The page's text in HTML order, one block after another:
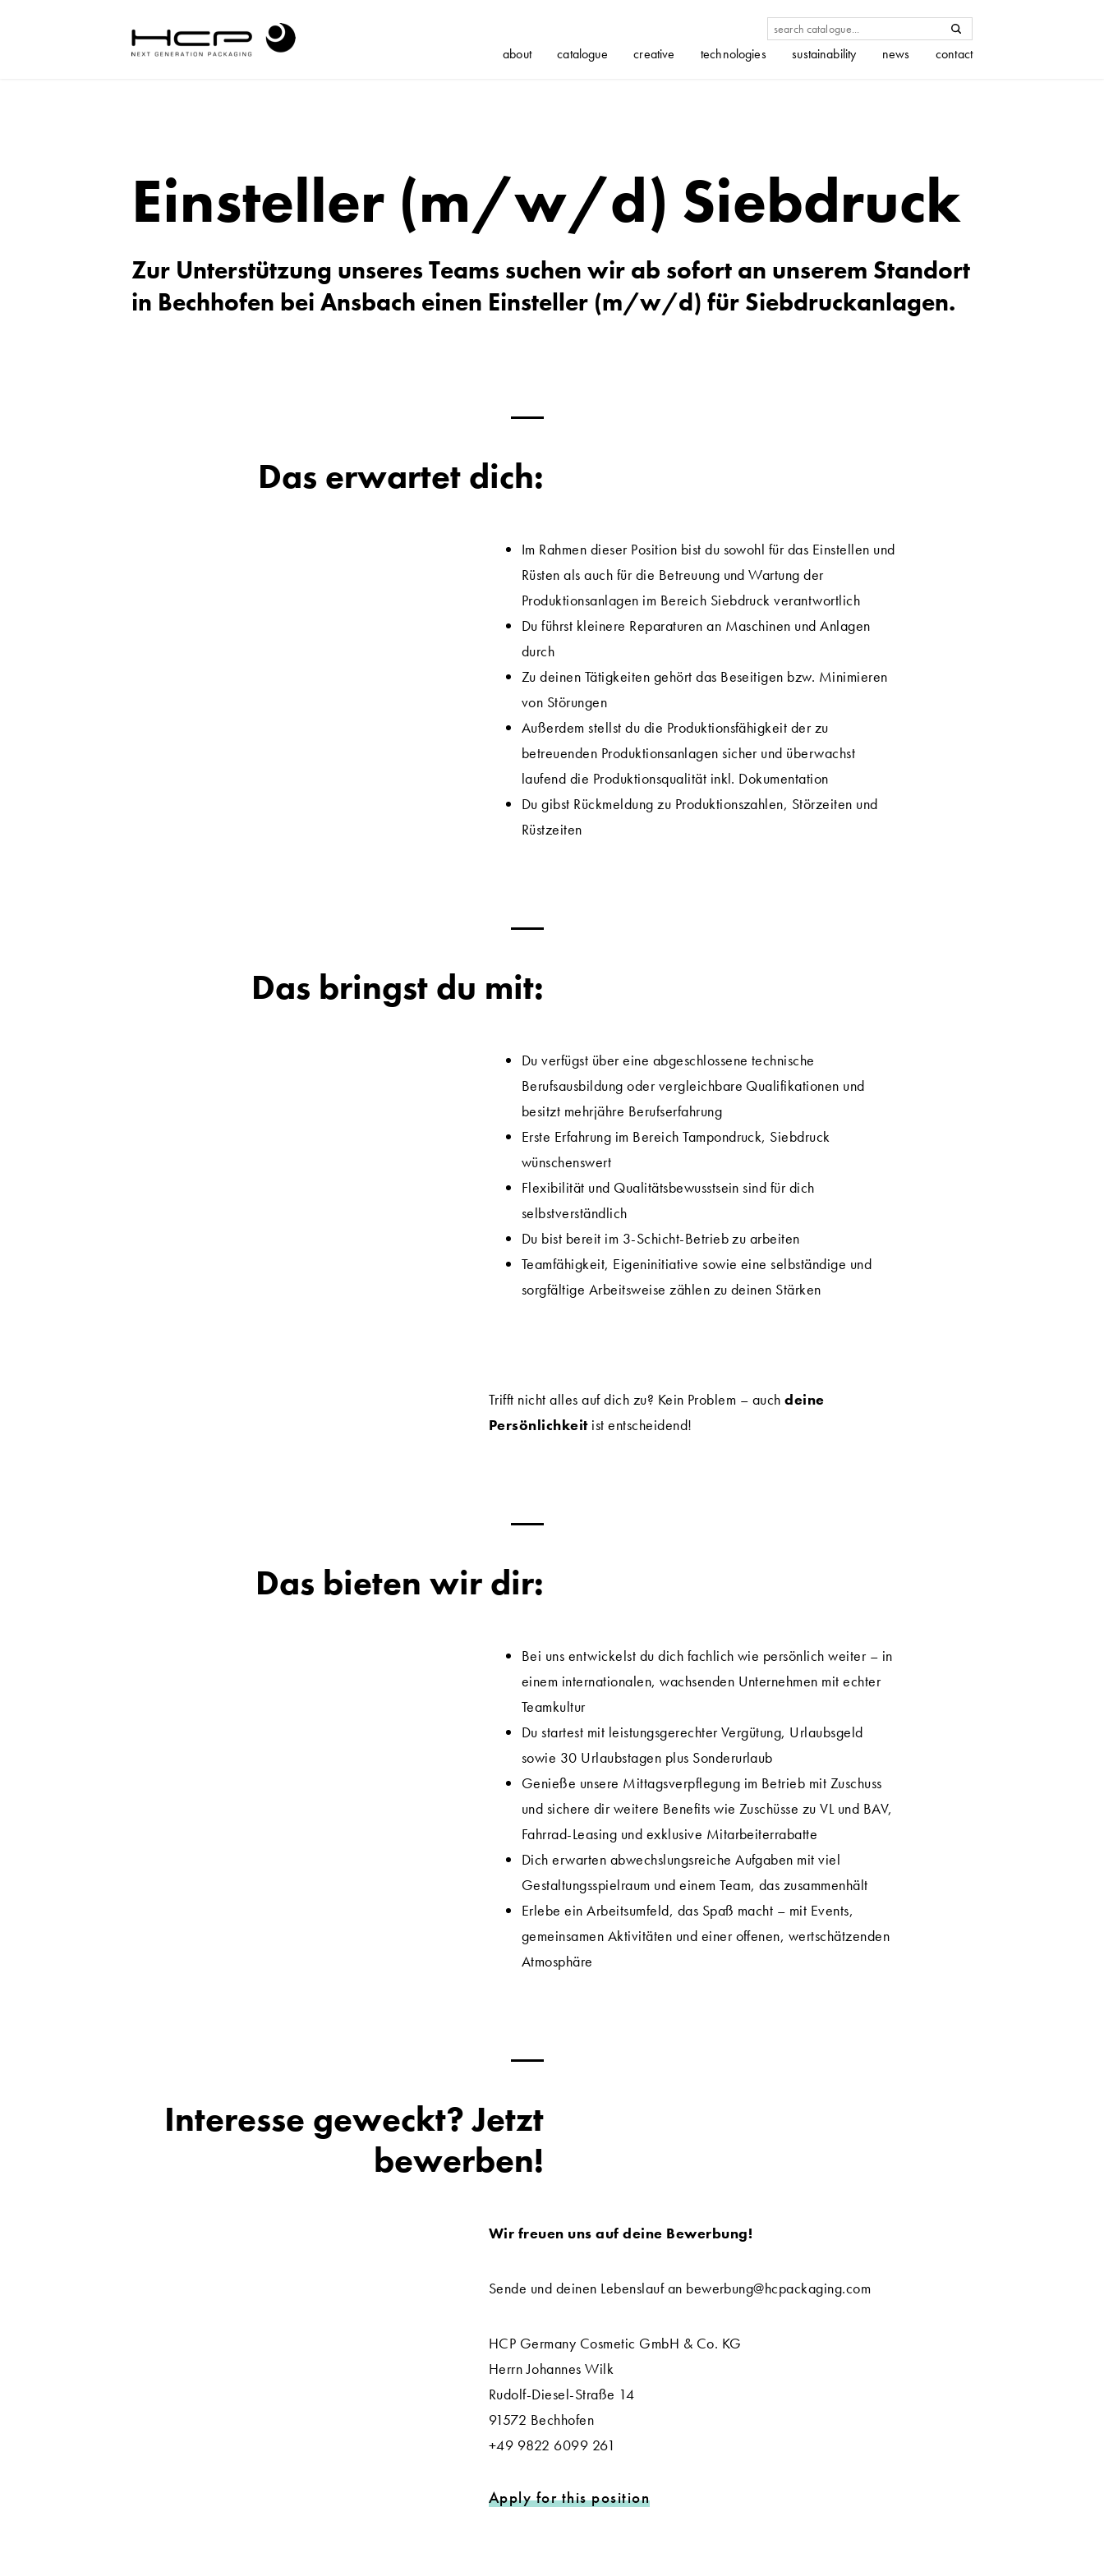
about catalogue creative technologies sustainability news contact
Einsteller (m/w/d) Siebdruck
Zur Unterstützung unseres Teams suchen wir ab sofort an unserem Standort
in Bechhofen bei Ansbach einen Einsteller (m/w/d) für Siebdruckanlagen.
Das erwartet dich:
Im Rahmen dieser Position bist du sowohl für das Einstellen und
Rüsten als auch für die Betreuung und Wartung der
Produktionsanlagen im Bereich Siebdruck verantwortlich
Du führst kleinere Reparaturen an Maschinen und Anlagen
durch
Zu deinen Tätigkeiten gehört das Beseitigen bzw. Minimieren
von Störungen
Außerdem stellst du die Produktionsfähigkeit der zu
betreuenden Produktionsanlagen sicher und überwachst
laufend die Produktionsqualität inkl. Dokumentation
Du gibst Rückmeldung zu Produktionszahlen, Störzeiten und
Rüstzeiten
Das bringst du mit:
Du verfügst über eine abgeschlossene technische
Berufsausbildung oder vergleichbare Qualifikationen und
besitzt mehrjähre Berufserfahrung
Erste Erfahrung im Bereich Tampondruck, Siebdruck
wünschenswert
Flexibilität und Qualitätsbewusstsein sind für dich
selbstverständlich
Du bist bereit im 3-Schicht-Betrieb zu arbeiten
Teamfähigkeit, Eigeninitiative sowie eine selbständige und
sorgfältige Arbeitsweise zählen zu deinen Stärken
Trifft nicht alles auf dich zu? Kein Problem – auchdeine
Persönlichkeitist entscheidend!
Das bieten wir dir:
Bei uns entwickelst du dich fachlich wie persönlich weiter – in
einem internationalen, wachsenden Unternehmen mit echter
Teamkultur
Du startest mit leistungsgerechter Vergütung, Urlaubsgeld
sowie 30 Urlaubstagen plus Sonderurlaub
Genieße unsere Mittagsverpflegung im Betrieb mit Zuschuss
und sichere dir weitere Benefits wie Zuschüsse zu VL und BAV,
Fahrrad-Leasing und exklusive Mitarbeiterrabatte
Dich erwarten abwechslungsreiche Aufgaben mit viel
Gestaltungsspielraum und einem Team, das zusammenhält
Erlebe ein Arbeitsumfeld, das Spaß macht – mit Events,
gemeinsamen Aktivitäten und einer offenen, wertschätzenden
Atmosphäre
Interesse geweckt? Jetzt
bewerben!
Wir freuen uns auf deine Bewerbung!
Sende und deinen Lebenslauf an bewerbung@hcpackaging.com
HCP Germany Cosmetic GmbH & Co. KG
Herrn Johannes Wilk
Rudolf-Diesel-Straße 14
91572 Bechhofen
+49 9822 6099 261
Apply for this position